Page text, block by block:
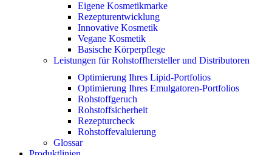
Eigene Kosmetikmarke
Rezepturentwicklung
Innovative Kosmetik
Vegane Kosmetik
Basische Körperpflege
Leistungen für Rohstoffhersteller und Distributoren
Optimierung Ihres Lipid-Portfolios
Optimierung Ihres Emulgatoren-Portfolios
Rohstoffgeruch
Rohstoffsicherheit
Rezepturcheck
Rohstoffevaluierung
Glossar